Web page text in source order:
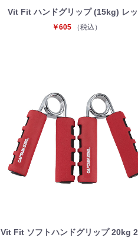
Vit Fit ハンドグリップ (15kg) レ
￥605 （税込）
Vit Fit ソフトハンドグリップ 20kg